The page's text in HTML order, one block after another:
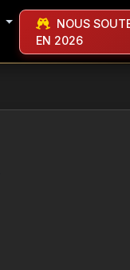
NOUS
EN 2026